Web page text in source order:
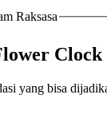
Raksasa
yang bisa